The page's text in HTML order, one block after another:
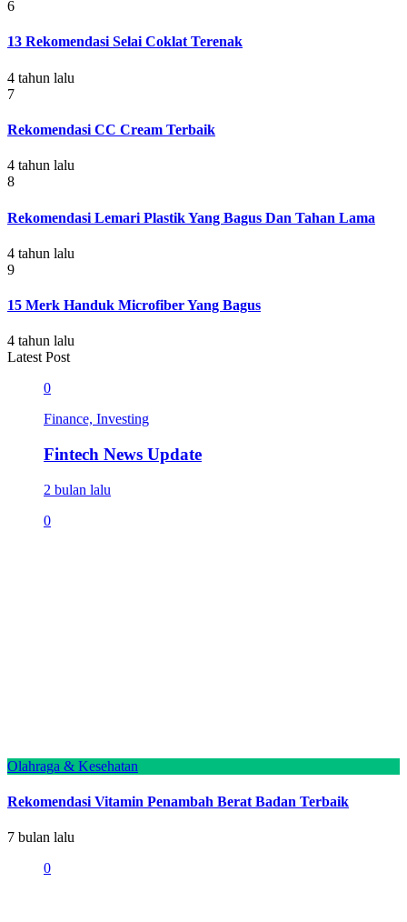
6
13 Rekomendasi Selai Coklat Terenak
4 tahun lalu
7
Rekomendasi CC Cream Terbaik
4 tahun lalu
8
Rekomendasi Lemari Plastik Yang Bagus Dan Tahan Lama
4 tahun lalu
9
15 Merk Handuk Microfiber Yang Bagus
4 tahun lalu
Latest Post
0
Finance, Investing
Fintech News Update
2 bulan lalu
0
Olahraga & Kesehatan
Rekomendasi Vitamin Penambah Berat Badan Terbaik
7 bulan lalu
0